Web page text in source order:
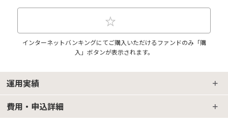
インターネットバンキングにてご購入いただけるファンドのみ「購
入」ボタンが表示されます。
運用実績
費用・申込詳細